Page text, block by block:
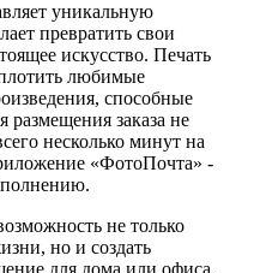
уникальную
превратить свои
искусство. Печать
любимые
способные
размещения заказа не
несколько минут на
«ФотоПочта» -
не только
но и создать